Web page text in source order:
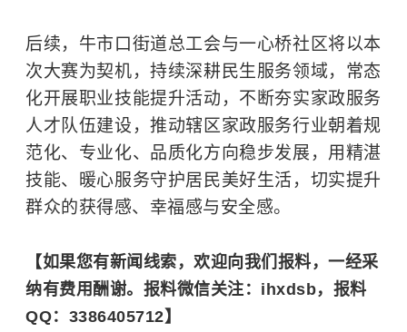
后续，牛市口街道总工会与一心桥社区将以本
次大赛为契机，持续深耕民生服务领域，常态
化开展职业技能提升活动，不断夯实家政服务
人才队伍建设，推动辖区家政服务行业朝着规
范化、专业化、品质化方向稳步发展，用精湛
技能、暖心服务守护居民美好生活，切实提升
群众的获得感、幸福感与安全感。
【如果您有新闻线索，欢迎向我们报料，一经采
纳有费用酬谢。报料微信关注：ihxdsb，报料
QQ：3386405712】